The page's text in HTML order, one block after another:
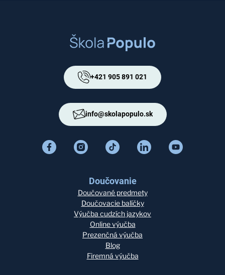
+421 905 891 021
info@skolapopulo.sk
Doučovanie
Doučované predmety
Doučovacie balíčky
Výučba cudzích jazykov
Online výučba
Prezenčná výučba
Blog
Firemná výučba